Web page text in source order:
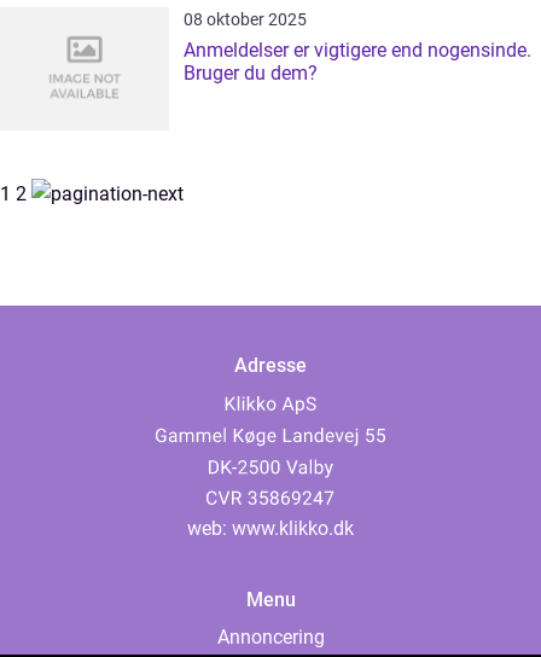
08 oktober 2025
Anmeldelser er vigtigere end nogensinde.
Bruger du dem?
1 2
Adresse
web: www.klikko.dk
Menu
Annoncering